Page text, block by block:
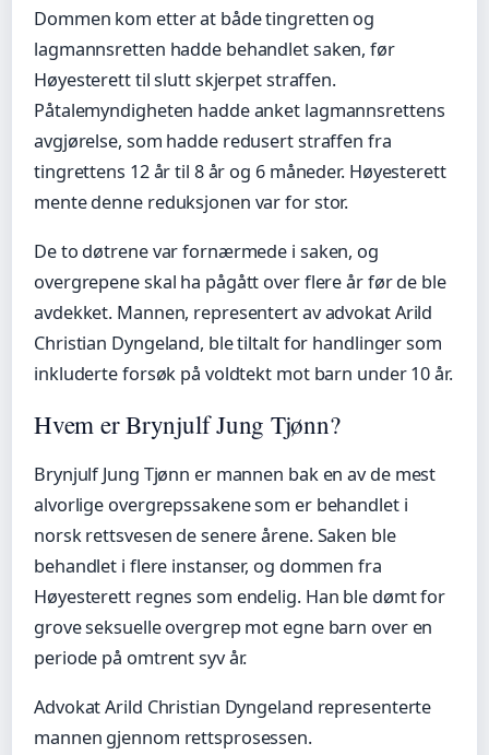
Dommen kom etter at både tingretten og
lagmannsretten hadde behandlet saken, før
Høyesterett til slutt skjerpet straffen.
Påtalemyndigheten hadde anket lagmannsrettens
avgjørelse, som hadde redusert straffen fra
tingrettens 12 år til 8 år og 6 måneder. Høyesterett
mente denne reduksjonen var for stor.
De to døtrene var fornærmede i saken, og
overgrepene skal ha pågått over flere år før de ble
avdekket. Mannen, representert av advokat Arild
Christian Dyngeland, ble tiltalt for handlinger som
inkluderte forsøk på voldtekt mot barn under 10 år.
Hvem er Brynjulf Jung Tjønn?
Brynjulf Jung Tjønn er mannen bak en av de mest
alvorlige overgrepssakene som er behandlet i
norsk rettsvesen de senere årene. Saken ble
behandlet i flere instanser, og dommen fra
Høyesterett regnes som endelig. Han ble dømt for
grove seksuelle overgrep mot egne barn over en
periode på omtrent syv år.
Advokat Arild Christian Dyngeland representerte
mannen gjennom rettsprosessen.